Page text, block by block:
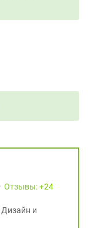
Отзывы:
24
Дизайн и